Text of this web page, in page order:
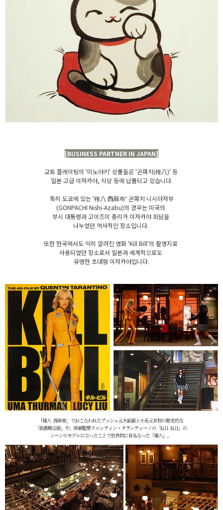
[BUSINESS PARTNER IN JAPAN]
교토 플레이팅의 '미노야키' 상품들은 '곤파치(権八)' 등
일본 고급 이자카야, 식당 등에 납품되고 있습니다.
특히 도쿄에 있는 '権八 西麻布' 곤파치 니시아자부
(GONPACHI Nishi-Azabu)의 경우는 미국의
부시 대통령과 고이즈미 총리가 이자카야 회담을
나누었던 역사적인 장소입니다.
또한 한국에서도 익히 알려진 영화 'Kill Bill'의 촬영지로
사용되었던 장소로서 일본과 세계적으로도
유명한 초대형 이자카야입니다.